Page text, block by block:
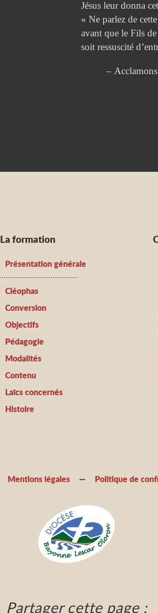
Jésus leur donna
« Ne parlez de
avant que le Fils
soit ressuscité
– Acclamons
La formation
Présentation générale
Cléophas
Conversion
Objectifs
Pédagogie
Modalités
Contenu
Laïcs concernés
Histoire
Mentions légales Politique de
Partager cette page :